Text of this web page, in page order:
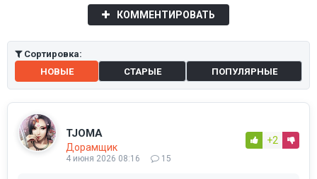
КОММЕНТИРОВАТЬ
Сортировка:
НОВЫЕ
СТАРЫЕ ПОПУЛЯРНЫЕ
TJOMA
Дорамщик
4 июня 2026 08:16 15
+2